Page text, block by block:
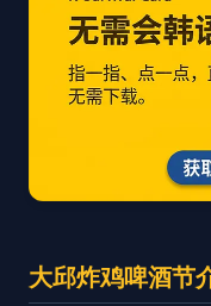
大邱炸鸡啤酒节